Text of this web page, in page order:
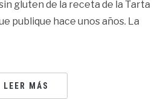
gluten de la receta de la Tarta
publique hace unos años. La
LEER MÁS